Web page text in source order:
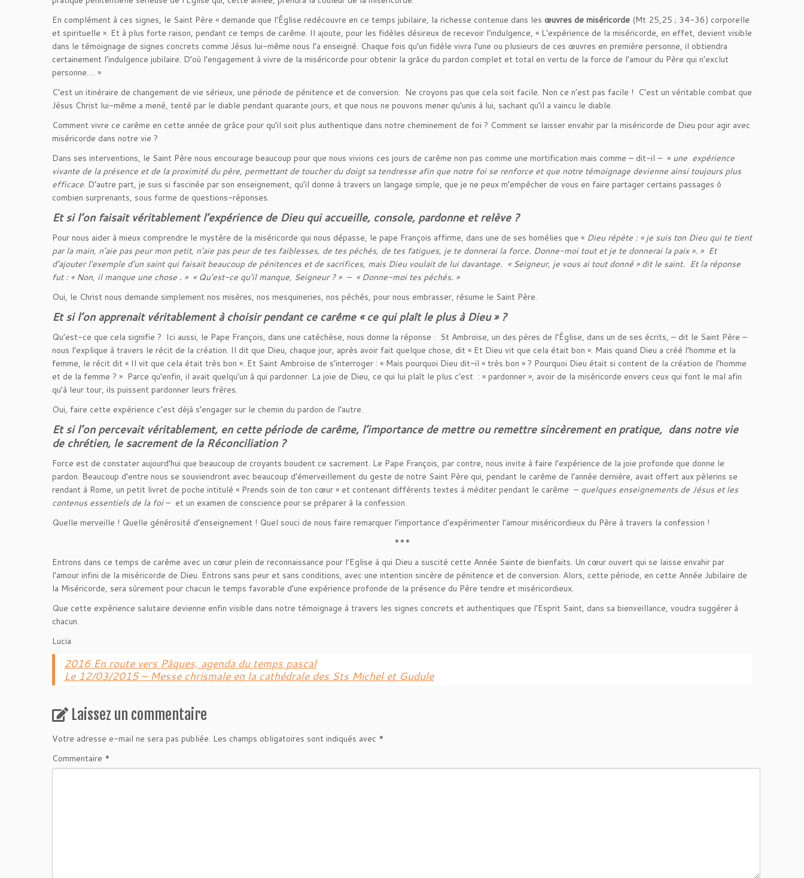
En complément à ces signes, le Saint Père « demande que l’Église redécouvre en ce temps jubilaire, la richesse contenue dans les œuvres de miséricorde (Mt 25,25 ; 34-36) corporelle
et spirituelle ». Et à plus forte raison, pendant ce temps de carême. Il ajoute, pour les fidèles désireux de recevoir l’indulgence, « L’expérience de la miséricorde, en effet, devient visible
dans le témoignage de signes concrets comme Jésus lui-même nous l’a enseigné. Chaque fois qu’un fidèle vivra l’une ou plusieurs de ces œuvres en première personne, il obtiendra
certainement l’indulgence jubilaire. D’où l’engagement à vivre de la miséricorde pour obtenir la grâce du pardon complet et total en vertu de la force de l’amour du Père qui n’exclut
personne…. »
C’est un itinéraire de changement de vie sérieux, une période de pénitence et de conversion. Ne croyons pas que cela soit facile. Non ce n’est pas facile ! C’est un véritable combat que
Jésus Christ lui-même a mené, tenté par le diable pendant quarante jours, et que nous ne pouvons mener qu’unis à lui, sachant qu’il a vaincu le diable.
Comment vivre ce carême en cette année de grâce pour qu’il soit plus authentique dans notre cheminement de foi ? Comment se laisser envahir par la miséricorde de Dieu pour agir avec
miséricorde dans notre vie ?
Dans ses interventions, le Saint Père nous encourage beaucoup pour que nous vivions ces jours de carême non pas comme une mortification mais comme – dit-il – « une expérience
vivante de la présence et de la proximité du père, permettant de toucher du doigt sa tendresse afin que notre foi se renforce et que notre témoignage devienne ainsi toujours plus
efficace. D’autre part, je suis si fascinée par son enseignement, qu’il donne à travers un langage simple, que je ne peux m’empêcher de vous en faire partager certains passages ô
combien surprenants, sous forme de questions-réponses.
Et si l’on faisait véritablement l’expérience de Dieu qui accueille, console, pardonne et relève ?
Pour nous aider à mieux comprendre le mystère de la miséricorde qui nous dépasse, le pape François affirme, dans une de ses homélies que « Dieu répète : « je suis ton Dieu qui te tient
par la main, n’aie pas peur mon petit, n’aie pas peur de tes faiblesses, de tes péchés, de tes fatigues, je te donnerai la force. Donne-moi tout et je te donnerai la paix ». » Et
d’ajouter l’exemple d’un saint qui faisait beaucoup de pénitences et de sacrifices, mais Dieu voulait de lui davantage. « Seigneur, je vous ai tout donné » dit le saint. Et la réponse
fut : « Non, il manque une chose . » « Qu’est-ce qu’il manque, Seigneur ? » – « Donne-moi tes péchés. »
Oui, le Christ nous demande simplement nos misères, nos mesquineries, nos péchés, pour nous embrasser, résume le Saint Père.
Et si l’on apprenait véritablement à choisir pendant ce carême « ce qui plaît le plus à Dieu » ?
Qu’est-ce que cela signifie ? Ici aussi, le Pape François, dans une catéchèse, nous donne la réponse : St Ambroise, un des pères de l’Église, dans un de ses écrits, – dit le Saint Père –
nous l’explique à travers le récit de la création. Il dit que Dieu, chaque jour, après avoir fait quelque chose, dit « Et Dieu vit que cela était bon ». Mais quand Dieu a créé l’homme et la
femme, le récit dit « Il vit que cela était très bon ». Et Saint Ambroise de s’interroger : « Mais pourquoi Dieu dit-il « très bon » ? Pourquoi Dieu était si content de la création de l’homme
et de la femme ? » Parce qu’enfin, il avait quelqu’un à qui pardonner. La joie de Dieu, ce qui lui plaît le plus c’est : « pardonner », avoir de la miséricorde envers ceux qui font le mal afin
qu’à leur tour, ils puissent pardonner leurs frères.
Oui, faire cette expérience c’est déjà s’engager sur le chemin du pardon de l’autre.
Et si l’on percevait véritablement, en cette période de carême, l’importance de mettre ou remettre sincèrement en pratique, dans notre vie
de chrétien, le sacrement de la Réconciliation ?
Force est de constater aujourd’hui que beaucoup de croyants boudent ce sacrement. Le Pape François, par contre, nous invite à faire l’expérience de la joie profonde que donne le
pardon. Beaucoup d’entre nous se souviendront avec beaucoup d’émerveillement du geste de notre Saint Père qui, pendant le carême de l’année dernière, avait offert aux pèlerins se
rendant à Rome, un petit livret de poche intitulé « Prends soin de ton cœur » et contenant différents textes à méditer pendant le carême – quelques enseignements de Jésus et les
contenus essentiels de la foi– et un examen de conscience pour se préparer à la confession.
Quelle merveille ! Quelle générosité d’enseignement ! Quel souci de nous faire remarquer l’importance d’expérimenter l’amour miséricordieux du Père à travers la confession !
***
Entrons dans ce temps de carême avec un cœur plein de reconnaissance pour l’Eglise à qui Dieu a suscité cette Année Sainte de bienfaits. Un cœur ouvert qui se laisse envahir par
l’amour infini de la miséricorde de Dieu. Entrons sans peur et sans conditions, avec une intention sincère de pénitence et de conversion. Alors, cette période, en cette Année Jubilaire de
la Miséricorde, sera sûrement pour chacun le temps favorable d’une expérience profonde de la présence du Père tendre et miséricordieux.
Que cette expérience salutaire devienne enfin visible dans notre témoignage à travers les signes concrets et authentiques que l’Esprit Saint, dans sa bienveillance, voudra suggérer à
chacun.
Lucia
2016 En route vers Pâques, agenda du temps pascal
Le 12/03/2015 – Messe chrismale en la cathédrale des Sts Michel et Gudule
Laissez un commentaire
Votre adresse e-mail ne sera pas publiée. Les champs obligatoires sont indiqués avec *
Commentaire *